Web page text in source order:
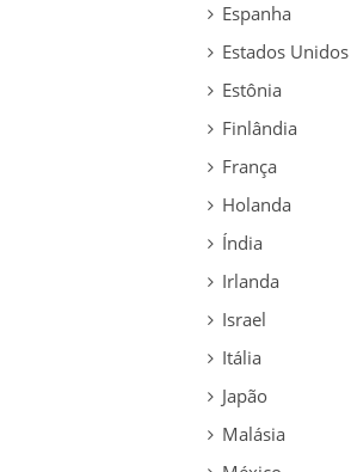
Espanha
Estados Unidos
Estônia
Finlândia
França
Holanda
Índia
Irlanda
Israel
Itália
Japão
Malásia